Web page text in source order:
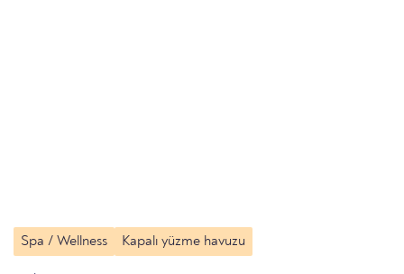
Spa / Wellness Kapalı yüzme havuzu